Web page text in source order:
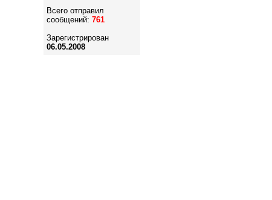
Всего отправил
сообщений: 761
Зарегистрирован
06.05.2008